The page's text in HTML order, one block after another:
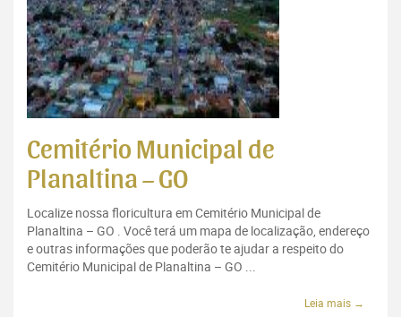
Cemitério Municipal de
Planaltina – GO
Localize nossa floricultura em Cemitério Municipal de
Planaltina – GO . Você terá um mapa de localização, endereço
e outras informações que poderão te ajudar a respeito do
Cemitério Municipal de Planaltina – GO ...
Leia mais →